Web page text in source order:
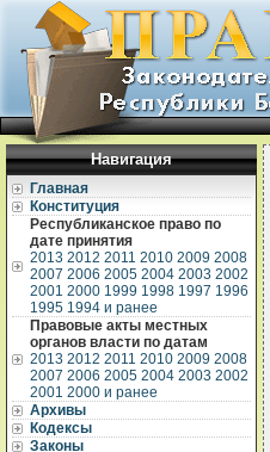
Навигация
Главная
Конституция
Республиканское право по
дате принятия
2013 2012 2011 2010 2009 2008
2007 2006 2005 2004 2003 2002
2001 2000 1999 1998 1997 1996
1995 1994 и ранее
Правовые акты местных
органов власти по датам
2013 2012 2011 2010 2009 2008
2007 2006 2005 2004 2003 2002
2001 2000 и ранее
Архивы
Кодексы
Законы